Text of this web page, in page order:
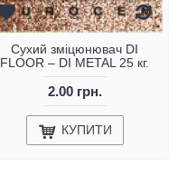
Сухий зміцюнювач DI
FLOOR – DI METAL 25 кг.
2.00 грн.
КУПИТИ